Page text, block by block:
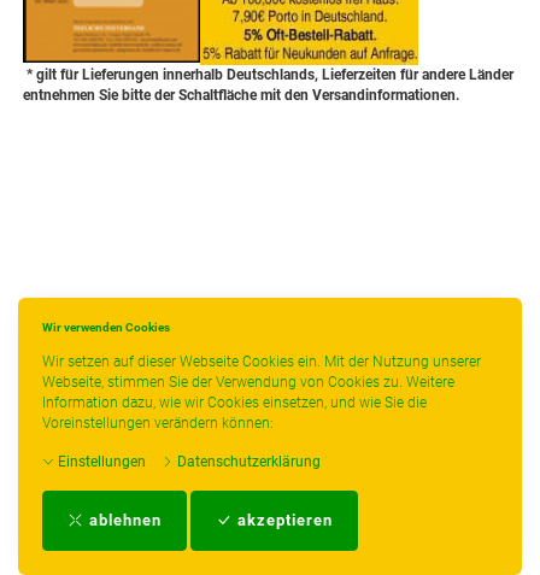
Wir verwenden Cookies
Wir setzen auf dieser Webseite Cookies ein. Mit der Nutzung unserer
Webseite, stimmen Sie der Verwendung von Cookies zu. Weitere
Information dazu, wie wir Cookies einsetzen, und wie Sie die
Voreinstellungen verändern können:
Einstellungen Datenschutzerklärung
ablehnen akzeptieren
* gilt für Lieferungen innerhalb Deutschlands, Lieferzeiten für andere Länder
entnehmen Sie bitte der Schaltfläche mit den Versandinformationen.
Impressum-AGB-Zahlungs- und Versandbedingungen